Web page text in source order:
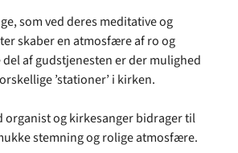
som ved deres meditative og
skaber en atmosfære af ro og
af gudstjenesten er der mulighed
’stationer’ i kirken.
organist og kirkesanger bidrager til
stemning og rolige atmosfære.